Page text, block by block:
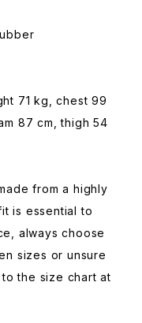
71 kg, chest 99
87 cm, thigh 54
from a highly
is essential to
always choose
sizes or unsure
the size chart at